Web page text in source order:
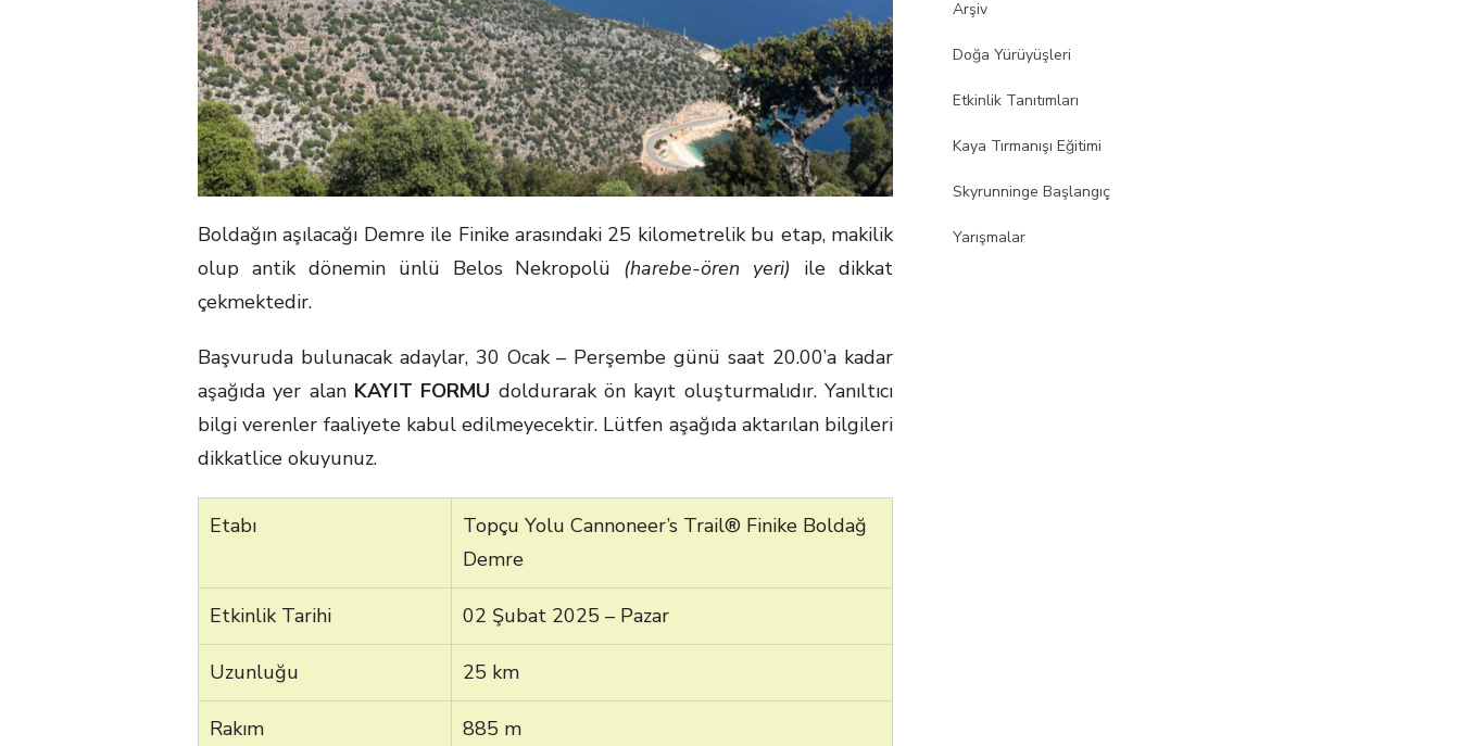
Boldağın aşılacağı Demre ile Finike arasındaki 25 kilometrelik bu etap, makilik
olup antik dönemin ünlü Belos Nekropolü (harebe-ören yeri) ile dikkat
çekmektedir.
Başvuruda bulunacak adaylar, 30 Ocak – Perşembe günü saat 20.00’a kadar
aşağıda yer alan KAYIT FORMU doldurarak ön kayıt oluşturmalıdır. Yanıltıcı
bilgi verenler faaliyete kabul edilmeyecektir. Lütfen aşağıda aktarılan bilgileri
dikkatlice okuyunuz.
Etabı
Topçu Yolu Cannoneer’s Trail® Finike Boldağ
Demre
Etkinlik Tarihi 02 Şubat 2025 – Pazar
Uzunluğu 25 km
Rakım 885 m
Arşiv
Doğa Yürüyüşleri
Etkinlik Tanıtımları
Kaya Tırmanışı Eğitimi
Skyrunninge Başlangıç
Yarışmalar